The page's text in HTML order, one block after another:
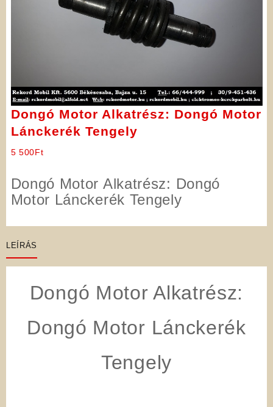
Dongó Motor Alkatrész: Dongó Motor
Lánckerék Tengely
5 500Ft
Dongó Motor Alkatrész: Dongó
Motor Lánckerék Tengely
LEÍRÁS
Dongó Motor Alkatrész:
Dongó Motor Lánckerék
Tengely